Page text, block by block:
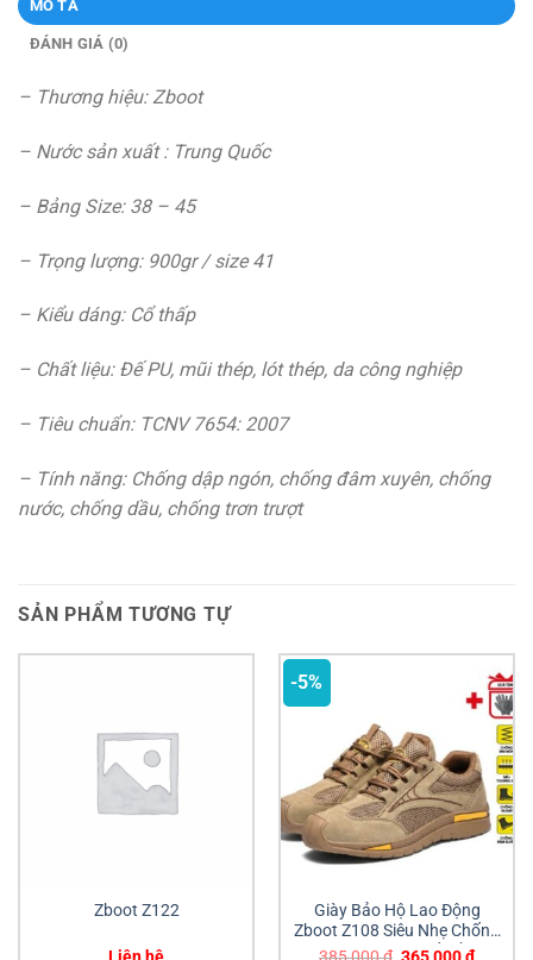
MÔ TẢ
ĐÁNH GIÁ (0)
– Thương hiệu: Zboot
– Nước sản xuất : Trung Quốc
– Bảng Size: 38 – 45
– Trọng lượng: 900gr / size 41
– Kiểu dáng: Cổ thấp
– Chất liệu: Đế PU, mũi thép, lót thép, da công nghiệp
– Tiêu chuẩn: TCNV 7654: 2007
– Tính năng: Chống dập ngón, chống đâm xuyên, chống
nước, chống dầu, chống trơn trượt
SẢN PHẨM TƯƠNG TỰ
Zboot Z122
-5%
Giày Bảo Hộ Lao Động
Zboot Z108 Siêu Nhẹ Chống
Đâm Xuyên Giá Tốt Đồng
Giá Giá